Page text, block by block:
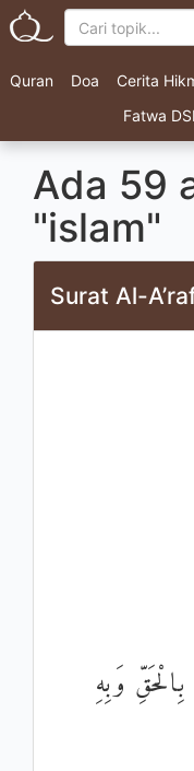
Quran Doa Cerita
Fatwa
Ada 59
"islam"
Surat Al-
وَبِهِ